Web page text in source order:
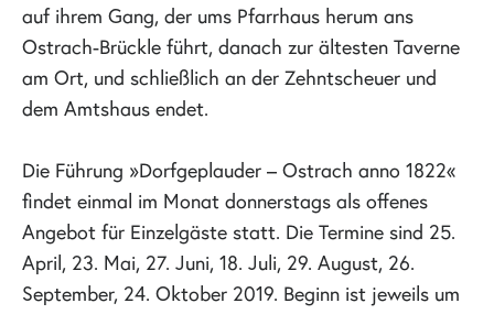
auf ihrem Gang, der ums Pfarrhaus herum ans
Ostrach-Brückle führt, danach zur ältesten Taverne
am Ort, und schließlich an der Zehntscheuer und
dem Amtshaus endet.
Die Führung »Dorfgeplauder – Ostrach anno 1822«
findet einmal im Monat donnerstags als offenes
Angebot für Einzelgäste statt. Die Termine sind 25.
April, 23. Mai, 27. Juni, 18. Juli, 29. August, 26.
September, 24. Oktober 2019. Beginn ist jeweils um